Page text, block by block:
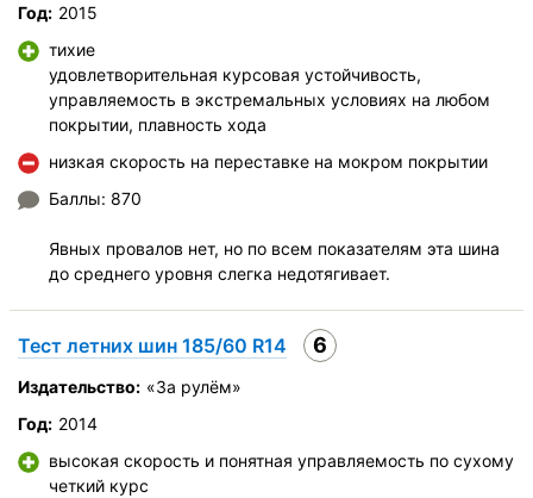
Год: 2015
тихие
удовлетворительная курсовая устойчивость,
управляемость в экстремальных условиях на любом
покрытии, плавность хода
низкая скорость на переставке на мокром покрытии
Баллы: 870
Явных провалов нет, но по всем показателям эта шина
до среднего уровня слегка недотягивает.
Тест летних шин 185/60 R14 6
Издательство: «За рулём»
Год: 2014
высокая скорость и понятная управляемость по сухому
четкий курс